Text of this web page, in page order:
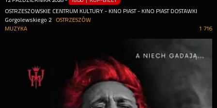
OSTRZESZOWSKIE CENTRUM KULTURY - KINO PIAST - KINO PIAST DOSTAWKI
Gorgolewskiego 2
OSTRZESZÓW
1 716
MUZYKA